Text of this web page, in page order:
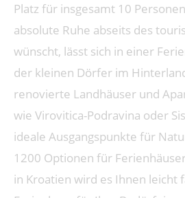
Platz für insgesamt 10
absolute Ruhe abseits des
wünscht, lässt sich in einer
der kleinen Dörfer im
renovierte Landhäuser und
wie Virovitica-Podravina oder
ideale Ausgangspunkte für
1200 Optionen für
in Kroatien wird es Ihnen leicht